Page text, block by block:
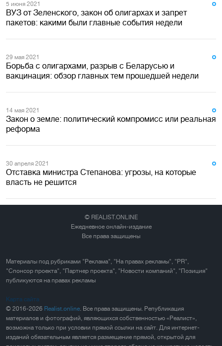
5 июня 2021
ВУЗ от Зеленского, закон об олигархах и запрет
пакетов: какими были главные события недели
29 мая 2021
Борьба с олигархами, разрыв с Беларусью и
вакцинация: обзор главных тем прошедшей недели
14 мая 2021
Закон о земле: политический компромисс или реальная
реформа
30 апреля 2021
Отставка министра Степанова: угрозы, на которые
власть не решится
© REALIST.ONLINE
Ежедневное онлайн-издание
Все права защищены
Материалы под рубриками "Реклама", "На правах рекламы", "PR",
"Спонсор проекта", "Партнер проекта", "Новости компаний", "Позиция"
публикуются на правах рекламы
Карта сайта
© 2016-2026 Realist.online. Все права защищены. Републикация
материалов и фотографий, являющихся собственностью «Реалист»,
возможна только при условии прямой ссылки на сайт. Для интернет-
изданий обязательным является размещение прямой, открытой для